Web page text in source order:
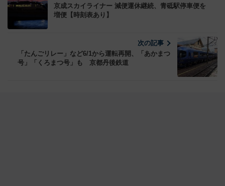
京成スカイライナー 減便運休継続、青砥駅停車便を
増便【時刻表あり】
次の記事
「たんごリレー」など6/1から運転再開、「あかまつ
号」「くろまつ号」も 京都丹後鉄道